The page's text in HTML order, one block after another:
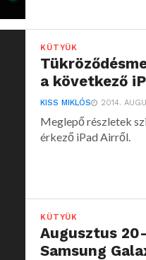
KÜTYÜK
a következő
KISS MIKLÓS 2014.
Meglepő részletek
érkező iPad Airről.
KÜTYÜK
Augusztus
Samsung